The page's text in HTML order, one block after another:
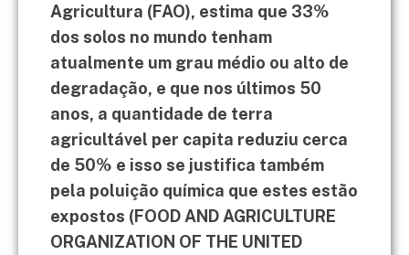
Agricultura (FAO), estima que 33%
dos solos no mundo tenham
atualmente um grau médio ou alto de
degradação, e que nos últimos 50
anos, a quantidade de terra
agricultável per capita reduziu cerca
de 50% e isso se justifica também
pela poluição química que estes estão
expostos (FOOD AND AGRICULTURE
ORGANIZATION OF THE UNITED